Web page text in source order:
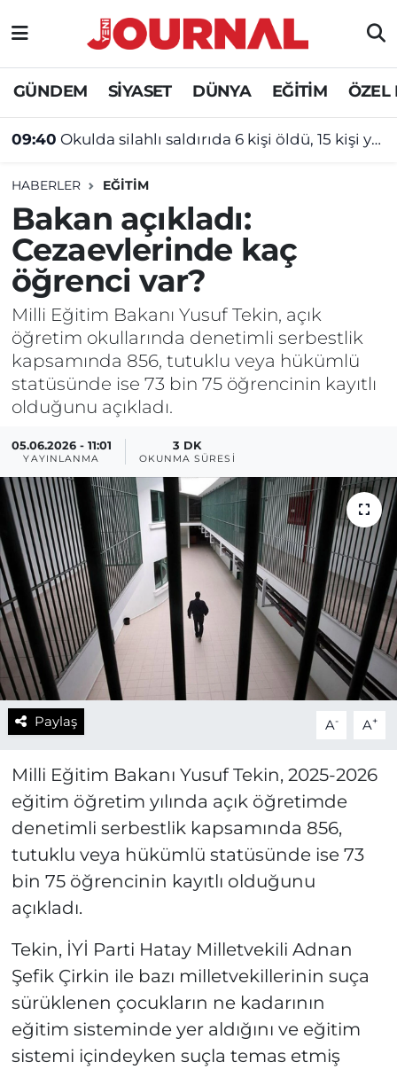
GÜNDEM SİYASET DÜNYA EĞİTİM ÖZEL
09:40 Okulda silahlı saldırıda 6 kişi öldü, 15 kişi yaralandı
HABERLER EĞİTİM
Bakan açıkladı:
Cezaevlerinde kaç
öğrenci var?
Milli Eğitim Bakanı Yusuf Tekin, açık
öğretim okullarında denetimli serbestlik
kapsamında 856, tutuklu veya hükümlü
statüsünde ise 73 bin 75 öğrencinin kayıtlı
olduğunu açıkladı.
05.06.2026 - 11:01
YAYINLANMA
3 DK
OKUNMA SÜRESI
Paylaş A- A+
Milli Eğitim Bakanı Yusuf Tekin, 2025-2026
eğitim öğretim yılında açık öğretimde
denetimli serbestlik kapsamında 856,
tutuklu veya hükümlü statüsünde ise 73
bin 75 öğrencinin kayıtlı olduğunu
açıkladı.
Tekin, İYİ Parti Hatay Milletvekili Adnan
Şefik Çirkin ile bazı milletvekillerinin suça
sürüklenen çocukların ne kadarının
eğitim sisteminde yer aldığını ve eğitim
sistemi içindeyken suçla temas etmiş
GÜNDEM
SİYASET
DÜNYA
EĞİTİM
ÖZEL HABER
Nöbetçi Eczaneler
Hava Durumu
Süper Lig Puan Durumu ve Fikstür
Tüm Manşetler
Son Dakika Haberleri
Haber Arşivi